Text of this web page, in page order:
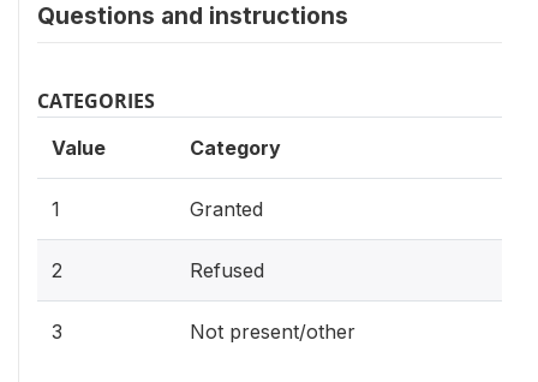
Questions and instructions
CATEGORIES
Value Category
1 Granted
2 Refused
3 Not present/other